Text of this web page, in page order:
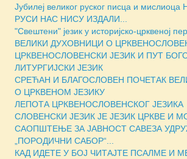
Јубилеј великог руског писца и мислиоца
РУСИ НАС НИСУ ИЗДАЛИ...
"Свештени" језик у историјско-црквеној
ВЕЛИКИ ДУХОВНИЦИ О
ЦРКВЕНОСЛОВЕНСКИ ЈЕЗИК И ПУТ
ЛИТУРГИЈСКИ ЈЕЗИК
СРЕЋАН И БЛАГОСЛОВЕН ПОЧЕТАК
О ЦРКВЕНОМ ЈЕЗИКУ
ЛЕПОТА ЦРКВЕНОСЛОВЕНСКОГ ЈЕЗИКА
СЛОВЕНСКИ ЈЕЗИК ЈЕ ЈЕЗИК ЦРКВЕ И
САОПШТЕЊЕ ЗА ЈАВНОСТ САВЕЗА
„ПОРОДИЧНИ САБОР“...
КАД ИДЕТЕ У БОЈ ЧИТАЈТЕ ПСАЛМЕ И